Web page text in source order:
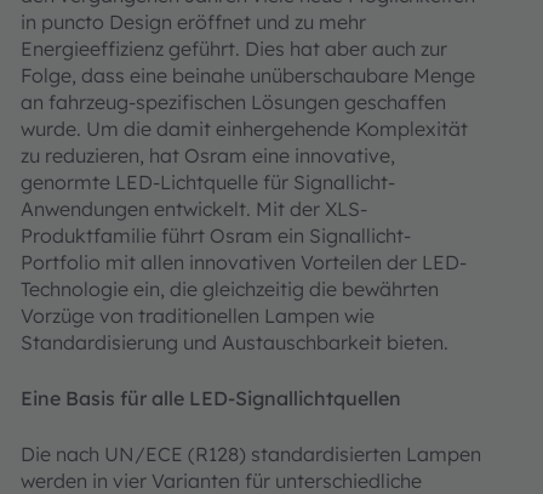
in puncto Design eröffnet und zu mehr
Energieeffizienz geführt. Dies hat aber auch zur
Folge, dass eine beinahe unüberschaubare Menge
an fahrzeug-spezifischen Lösungen geschaffen
wurde. Um die damit einhergehende Komplexität
zu reduzieren, hat Osram eine innovative,
genormte LED-Lichtquelle für Signallicht-
Anwendungen entwickelt. Mit der XLS-
Produktfamilie führt Osram ein Signallicht-
Portfolio mit allen innovativen Vorteilen der LED-
Technologie ein, die gleichzeitig die bewährten
Vorzüge von traditionellen Lampen wie
Standardisierung und Austauschbarkeit bieten.
Eine Basis für alle LED-Signallichtquellen
Die nach UN/ECE (R128) standardisierten Lampen
werden in vier Varianten für unterschiedliche